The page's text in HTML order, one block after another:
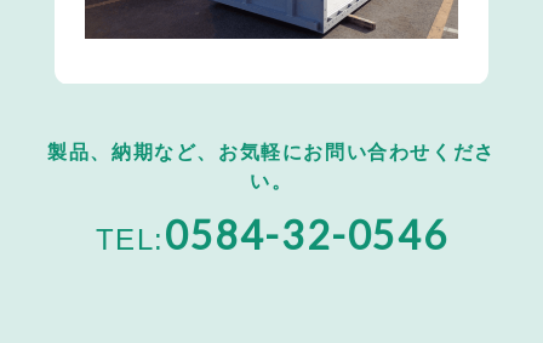
製品、納期など、お気軽にお問い合わせくださ
い。
TEL:0584-32-0546